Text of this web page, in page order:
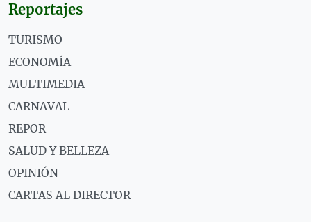
Reportajes
TURISMO
ECONOMÍA
MULTIMEDIA
CARNAVAL
REPOR
SALUD Y BELLEZA
OPINIÓN
CARTAS AL DIRECTOR